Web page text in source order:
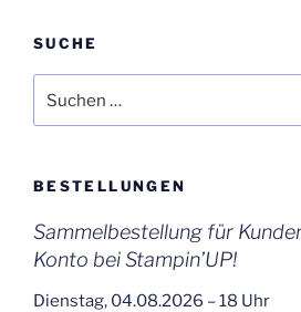
SUCHE
nach:
BESTELLUNGEN
Sammelbestellung für
Konto bei Stampin’UP!
Dienstag, 04.08.2026 – 18 Uhr